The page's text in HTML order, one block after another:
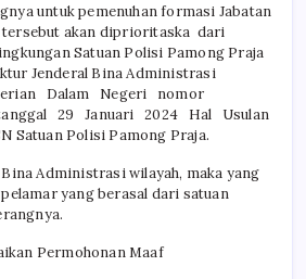
untuk pemenuhan formasi Jabatan
tersebut akan diprioritaska dari
Satuan Polisi Pamong Praja
Jenderal Bina Administrasi
Dalam Negeri nomor
29 Januari 2024 Hal Usulan
Satuan Polisi Pamong Praja.
Administrasi wilayah, maka yang
yang berasal dari satuan
Permohonan Maaf